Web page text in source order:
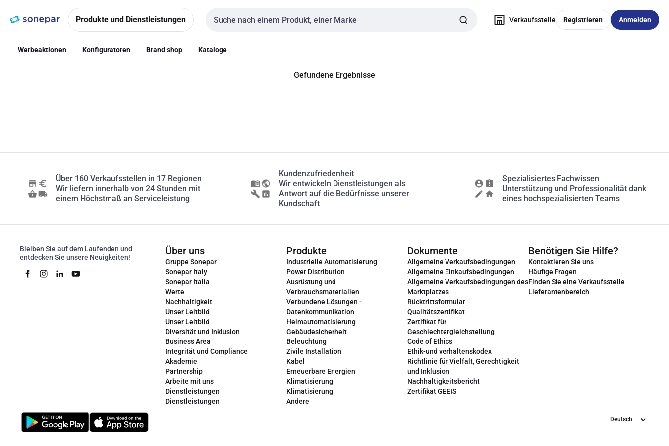
NavigationInhalt
Produkte und Dienstleistungen
Sucheingabe
Verkaufsstelle Registrieren Anmelden
Werbeaktionen Konfiguratoren Brand shop Kataloge
Gefundene Ergebnisse
Über 160 Verkaufsstellen in 17 Regionen
Wir liefern innerhalb von 24 Stunden mit
einem Höchstmaß an Serviceleistung
Kundenzufriedenheit
Wir entwickeln Dienstleistungen als
Antwort auf die Bedürfnisse unserer
Kundschaft
Spezialisiertes Fachwissen
Unterstützung und Professionalität dank
eines hochspezialisierten Teams
Bleiben Sie auf dem Laufenden und
entdecken Sie unsere Neuigkeiten!
Über uns
Gruppe Sonepar
Sonepar Italy
Sonepar Italia
Werte
Nachhaltigkeit
Unser Leitbild
Unser Leitbild
Diversität und Inklusion
Business Area
Integrität und Compliance
Akademie
Partnership
Arbeite mit uns
Dienstleistungen
Dienstleistungen
Produkte
Industrielle Automatisierung
Power Distribution
Ausrüstung und
Verbrauchsmaterialien
Verbundene Lösungen -
Datenkommunikation
Heimautomatisierung
Gebäudesicherheit
Beleuchtung
Zivile Installation
Kabel
Erneuerbare Energien
Klimatisierung
Klimatisierung
Andere
Dokumente
Allgemeine Verkaufsbedingungen
Allgemeine Einkaufsbedingungen
Allgemeine Verkaufsbedingungen des
Marktplatzes
Rücktrittsformular
Qualitätszertifikat
Zertifikat für
Geschlechtergleichstellung
Code of Ethics
Ethik-und verhaltenskodex
Richtlinie für Vielfalt, Gerechtigkeit
und Inklusion
Nachhaltigkeitsbericht
Zertifikat GEEIS
Benötigen Sie Hilfe?
Kontaktieren Sie uns
Häufige Fragen
Finden Sie eine Verkaufsstelle
Lieferantenbereich
Sprache